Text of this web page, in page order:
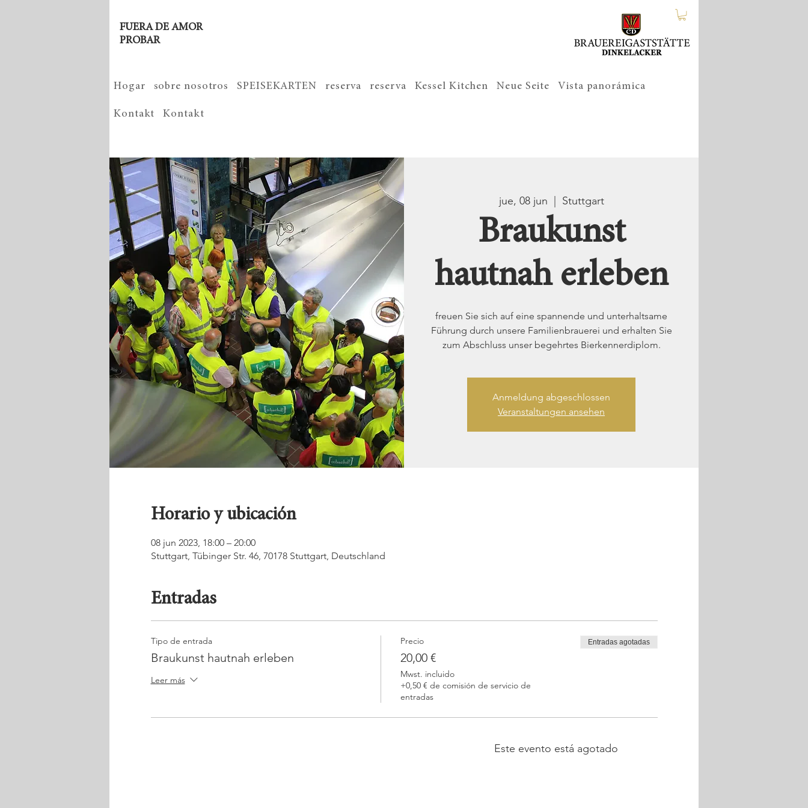
FUERA DE AMOR
PROBAR
Hogar sobre nosotros SPEISEKARTEN reserva reserva Kessel Kitchen Neue Seite Vista panorámica
Kontakt Kontakt
jue, 08 jun Stuttgart
Braukunst
hautnah erleben
freuen Sie sich auf eine spannende und unterhaltsame
Führung durch unsere Familienbrauerei und erhalten Sie
zum Abschluss unser begehrtes Bierkennerdiplom.
Anmeldung abgeschlossen
Veranstaltungen ansehen
Horario y ubicación
08 jun 2023, 18:00 – 20:00
Stuttgart, Tübinger Str. 46, 70178 Stuttgart, Deutschland
Entradas
Tipo de entrada
Braukunst hautnah erleben
Leer más
Precio
20,00 €
Mwst. incluido
+0,50 € de comisión de servicio de
entradas
Entradas agotadas
Este evento está agotado